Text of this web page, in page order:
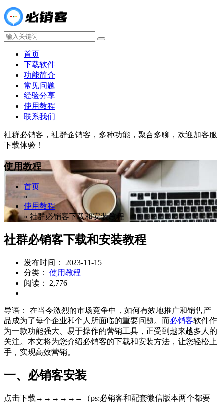
首页
下载软件
功能简介
常见问题
经验分享
使用教程
联系我们
社群必销客，社群企销客，多种功能，聚合多聊，欢迎加客服
下载体验！
使用教程
首页
»
使用教程
» 社群必销客下载和安装教程
社群必销客下载和安装教程
发布时间： 2023-11-15
分类： 使用教程
阅读： 2,776
导语： 在当今激烈的市场竞争中，如何有效地推广和销售产
品成为了每个企业和个人所面临的重要问题。而必销客软件作
为一款功能强大、易于操作的营销工具，正受到越来越多人的
关注。本文将为您介绍必销客的下载和安装方法，让您轻松上
手，实现高效营销。
一、必销客安装
点击下载→→→→→→（ps:必销客和配套微信版本两个都要